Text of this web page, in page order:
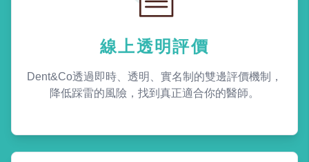
線上透明評價
Dent&Co透過即時、透明、實名制的雙邊評價機制，
降低踩雷的風險，找到真正適合你的醫師。